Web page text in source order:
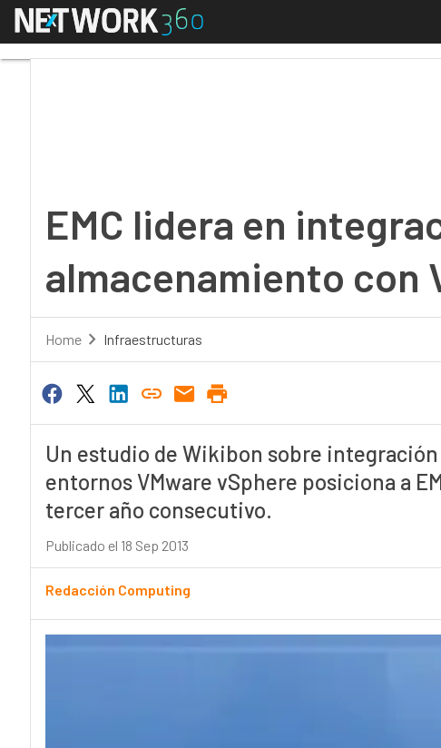
Menú
EMC lidera en
almacenamiento con
Home Infraestructuras
Un estudio de Wikibon sobre
entornos VMware vSphere posiciona a
tercer año consecutivo.
Publicado el 18 Sep 2013
Redacción Computing